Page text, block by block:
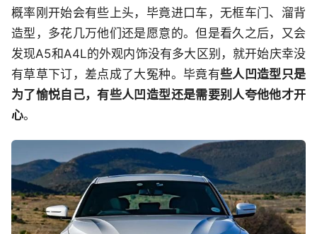
概率刚开始会有些上头，毕竟进口车，无框车门、溜背
造型，多花几万他们还是愿意的。但是看久之后，又会
发现A5和A4L的外观内饰没有多大区别，就开始庆幸没
有草草下订，差点成了大冤种。毕竟有些人凹造型只是
为了愉悦自己，有些人凹造型还是需要别人夸他他才开
心。